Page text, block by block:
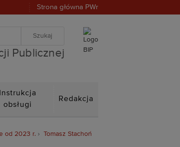
Strona główna PWr
Publicznej
Instrukcja
obsługi
Redakcja
od 2023 r. Tomasz Stachoń